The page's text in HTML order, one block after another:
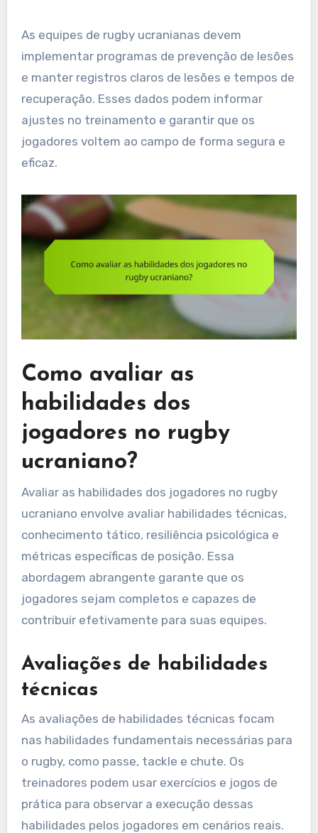
As equipes de rugby ucranianas devem
implementar programas de prevenção de lesões
e manter registros claros de lesões e tempos de
recuperação. Esses dados podem informar
ajustes no treinamento e garantir que os
jogadores voltem ao campo de forma segura e
eficaz.
Como avaliar as
habilidades dos
jogadores no rugby
ucraniano?
Avaliar as habilidades dos jogadores no rugby
ucraniano envolve avaliar habilidades técnicas,
conhecimento tático, resiliência psicológica e
métricas específicas de posição. Essa
abordagem abrangente garante que os
jogadores sejam completos e capazes de
contribuir efetivamente para suas equipes.
Avaliações de habilidades
técnicas
As avaliações de habilidades técnicas focam
nas habilidades fundamentais necessárias para
o rugby, como passe, tackle e chute. Os
treinadores podem usar exercícios e jogos de
prática para observar a execução dessas
habilidades pelos jogadores em cenários reais.